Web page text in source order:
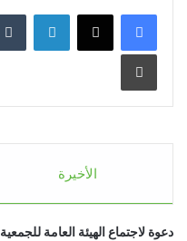
الأخيرة
دعوة لاجتماع الهيئة العامة للجمعية